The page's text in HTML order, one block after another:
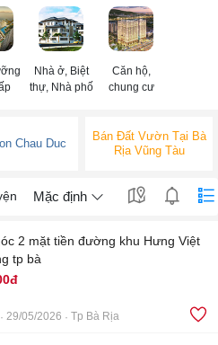
Nhà ở, Biệt
thự, Nhà phố
Căn hộ,
chung cư
Chau Duc
Bán Đất Vườn Tại Bà
Rịa Vũng Tàu
Mặc định
2 mặt tiền đường khu Hưng Việt
tp bà
29/05/2026 Tp Bà Rịa